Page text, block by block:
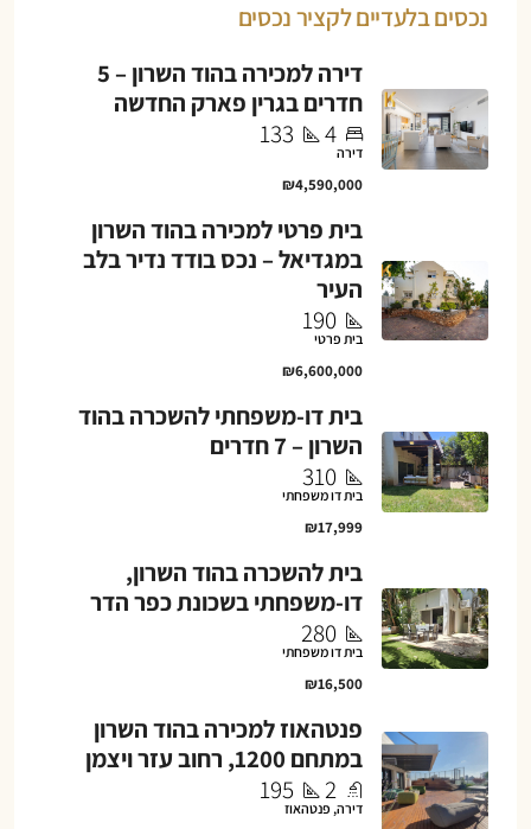
נכסים בלעדיים לקציר נכסים
דירה למכירה בהוד השרון – 5
חדרים בגרין פארק החדשה
4
133
דירה
₪4,590,000
בית פרטי למכירה בהוד השרון
במגדיאל – נכס בודד נדיר בלב
העיר
190
בית פרטי
₪6,600,000
בית דו-משפחתי להשכרה בהוד
השרון – 7 חדרים
310
בית דו משפחתי
₪17,999
בית להשכרה בהוד השרון,
דו-משפחתי בשכונת כפר הדר
280
בית דו משפחתי
₪16,500
פנטהאוז למכירה בהוד השרון
במתחם 1200, רחוב עזר ויצמן
2
195
דירה, פנטהאוז